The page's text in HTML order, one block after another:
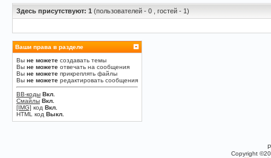
Здесь присутствуют: 1 (пользователей - 0 , гостей - 1)
Ваши права в разделе
Вы не можете создавать темы
Вы не можете отвечать на сообщения
Вы не можете прикреплять файлы
Вы не можете редактировать сообщения
BB-коды Вкл.
Смайлы Вкл.
[IMG] код Вкл.
HTML код Выкл.
Copyright